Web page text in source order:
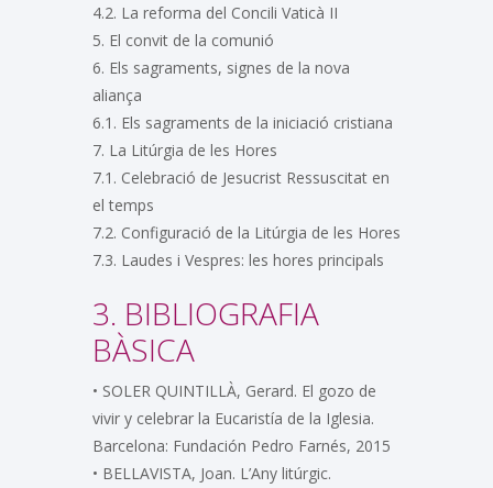
4.2. La reforma del Concili Vaticà II
5. El convit de la comunió
6. Els sagraments, signes de la nova
aliança
6.1. Els sagraments de la iniciació cristiana
7. La Litúrgia de les Hores
7.1. Celebració de Jesucrist Ressuscitat en
el temps
7.2. Configuració de la Litúrgia de les Hores
7.3. Laudes i Vespres: les hores principals
3. BIBLIOGRAFIA
BÀSICA
• SOLER QUINTILLÀ, Gerard. El gozo de
vivir y celebrar la Eucaristía de la Iglesia.
Barcelona: Fundación Pedro Farnés, 2015
• BELLAVISTA, Joan. L’Any litúrgic.